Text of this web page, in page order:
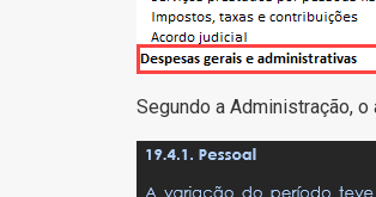
Segundo a Administração,